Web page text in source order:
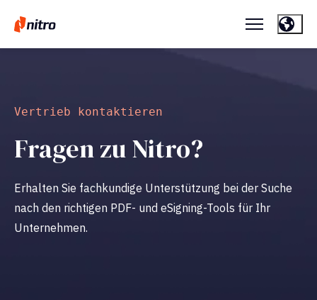
Vertrieb kontaktieren
FragenzuNitro?
Erhalten Sie fachkundige Unterstützung bei der Suche
nach den richtigen PDF- und eSigning-Tools für Ihr
Unternehmen.